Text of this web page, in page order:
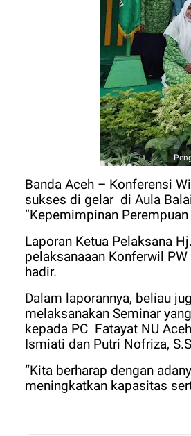
Banda Aceh – Konferensi
sukses di gelar di Aula
“Kepemimpinan
Laporan Ketua Pelaksana
pelaksanaaan Konferwil
hadir.
Dalam laporannya, beliau
melaksanakan Seminar
kepada PC Fatayat NU
Ismiati dan Putri Nofriza,
“Kita berharap dengan
meningkatkan kapasitas